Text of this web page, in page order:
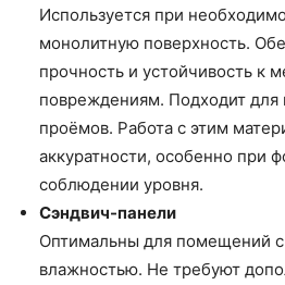
Используется при
монолитную поверхность.
прочность и устойчивость к
повреждениям. Подходит для
проёмов. Работа с этим
аккуратности, особенно при
соблюдении уровня.
Сэндвич-панели
Оптимальны для помещений
влажностью. Не требуют